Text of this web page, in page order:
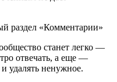
станет легко —
отвечать, а еще —
удалять ненужное.